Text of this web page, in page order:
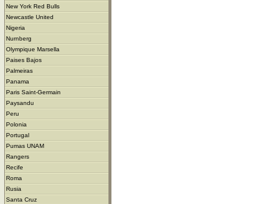
New York Red Bulls
Newcastle United
Nigeria
Nurnberg
Olympique Marsella
Paises Bajos
Palmeiras
Panama
Paris Saint-Germain
Paysandu
Peru
Polonia
Portugal
Pumas UNAM
Rangers
Recife
Roma
Rusia
Santa Cruz